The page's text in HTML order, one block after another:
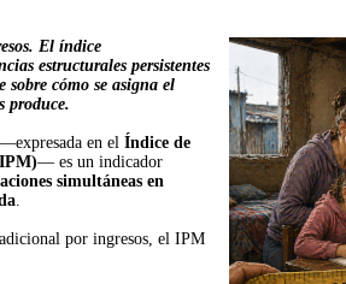
El índice
estructurales persistentes
sobre cómo se asigna el
produce.
en el Índice de
— es un indicador
simultáneas en
.
por ingresos, el IPM